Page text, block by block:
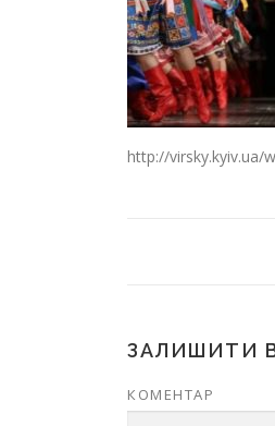
http://virsky.kyiv.ua/
ЗАЛИШИТИ
КОМЕНТАР